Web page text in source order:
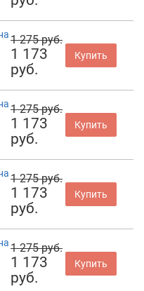
1 275 руб.
1 173
руб.
Купить
1 275 руб.
1 173
руб.
Купить
1 275 руб.
1 173
руб.
Купить
1 275 руб.
1 173
руб.
Купить